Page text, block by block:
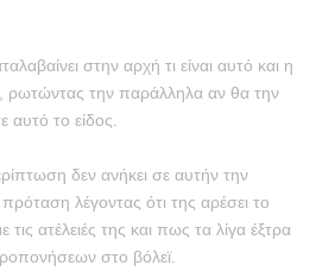
στην αρχή τι είναι αυτό και η
ρωτώντας την παράλληλα αν θα την
αυτό το είδος.
δεν ανήκει σε αυτήν την
λέγοντας ότι της αρέσει το
ατέλειές της και πως τα λίγα έξτρα
στο βόλεϊ.